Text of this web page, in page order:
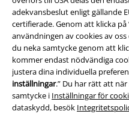
adekvansbeslut enligt gällande
certifierade. Genom att klicka på
användningen av cookies av
du neka samtycke genom att
kommer endast nödvändiga
justera dina individuella
inställningar.” Du har rätt att
samtycke i Inställningar för
dataskydd, besök
Om oss
Ladda ner villkoren
Avfallshantering och miljöskydd
Försäkran om